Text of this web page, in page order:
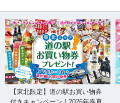
【東北限定】道の駅お買い物券